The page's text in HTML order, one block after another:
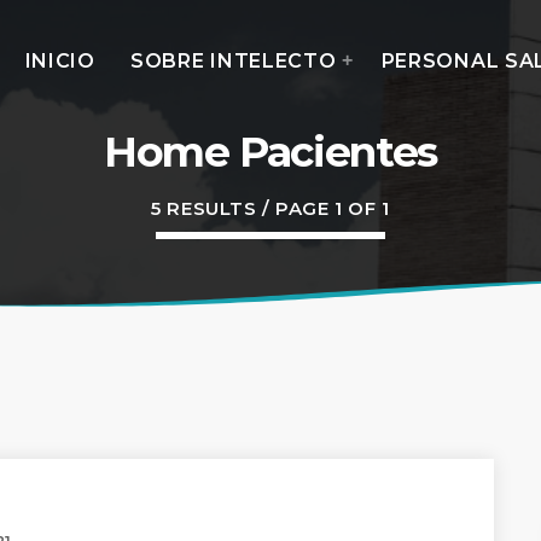
INICIO SOBRE INTELECTO PERSONAL
MOST UPVOTED
today 14 AGOSTO, 2019
Home Pacientes
5 RESULTS / PAGE 1 OF 1